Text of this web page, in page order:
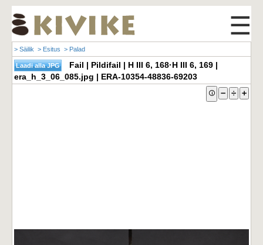
☰
> Säilik > Esitus > Palad
Fail | Pildifail | H III 6, 168·H III 6, 169 |
era_h_3_06_085.jpg | ERA-10354-48836-69203